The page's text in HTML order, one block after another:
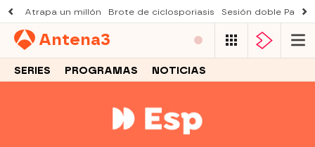
Atrapa un millón Brote de ciclosporiasis Sesión doble
Antena3
SERIES PROGRAMAS NOTICIAS